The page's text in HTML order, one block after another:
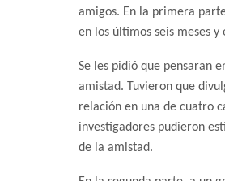
amigos. En la primera
en los últimos seis meses y
Se les pidió que pensaran
amistad. Tuvieron que
relación en una de cuatro
investigadores pudieron
de la amistad.